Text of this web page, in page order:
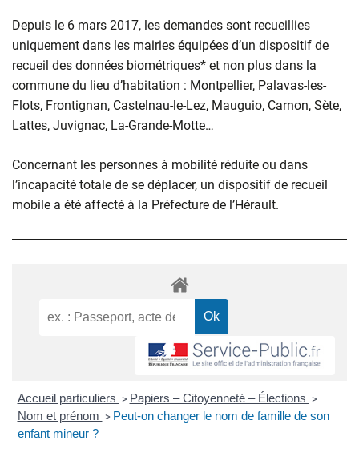
Depuis le 6 mars 2017, les demandes sont recueillies
uniquement dans les mairies équipées d’un dispositif de
recueil des données biométriques* et non plus dans la
commune du lieu d’habitation : Montpellier, Palavas-les-
Flots, Frontignan, Castelnau-le-Lez, Mauguio, Carnon, Sète,
Lattes, Juvignac, La-Grande-Motte…
Concernant les personnes à mobilité réduite ou dans
l’incapacité totale de se déplacer, un dispositif de recueil
mobile a été affecté à la Préfecture de l’Hérault.
Accueil particuliers > Papiers – Citoyenneté – Élections >
Nom et prénom > Peut-on changer le nom de famille de son
enfant mineur ?